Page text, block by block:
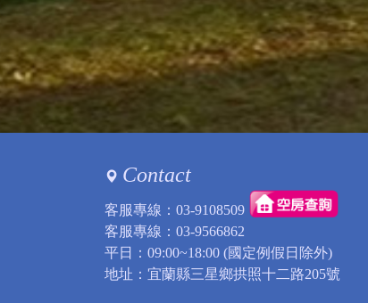
Contact
客服專線： 03-9108509
客服專線： 03-9566862
平日：09:00~18:00 (國定例假日除外)
地址：宜蘭縣三星鄉拱照十二路205號